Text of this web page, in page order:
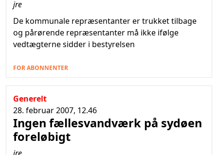
jre
De kommunale repræsentanter er trukket tilbage
og pårørende repræsentanter må ikke ifølge
vedtægterne sidder i bestyrelsen
FOR ABONNENTER
Generelt
28. februar 2007, 12.46
Ingen fællesvandværk på sydøen
foreløbigt